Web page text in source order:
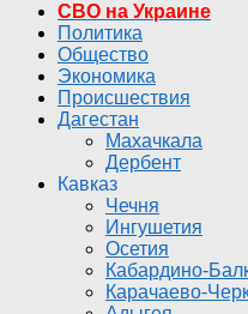
СВО на Украине
Политика
Общество
Экономика
Происшествия
Дагестан
Махачкала
Дербент
Кавказ
Чечня
Ингушетия
Осетия
Кабардино-
Карачаево-